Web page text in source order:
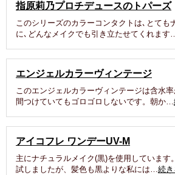
指原莉乃プロチデュースのトパーズ
このシリーズのカラーコンタクトは､とても
に､どんなメイクでも引き立たせてくれます
エンジェルカラーヴィンテージ
このエンジェルカラーヴィンテージは含水
間つけていてもゴロゴロしないです。朝か…
アイコフレ ワンデーUV-M
主にナチュラルメイク(黒)を使用しています
試しましたが、髪色も黒よりな私には…続